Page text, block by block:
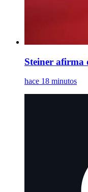
Steiner afirma
hace 18 minutos